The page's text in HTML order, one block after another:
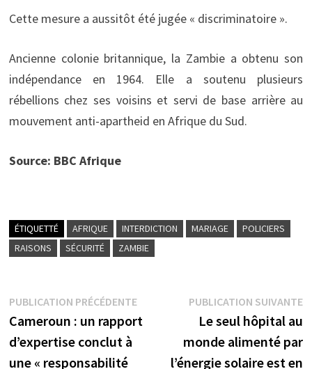
Cette mesure a aussitôt été jugée « discriminatoire ».
Ancienne colonie britannique, la Zambie a obtenu son
indépendance en 1964. Elle a soutenu plusieurs
rébellions chez ses voisins et servi de base arrière au
mouvement anti-apartheid en Afrique du Sud.
Source: BBC Afrique
ÉTIQUETTÉ AFRIQUE INTERDICTION MARIAGE
POLICIERS
RAISONS
SÉCURITÉ ZAMBIE
Navigation
de
l’article
PUBLICATION PRÉCÉDENTEPublication
précédente :
Cameroun : un rapport
d’expertise conclut à
une « responsabilité
PUBLICATION SUIVANTE
Le seul hôpital au
monde alimenté par
l’énergie solaire est en